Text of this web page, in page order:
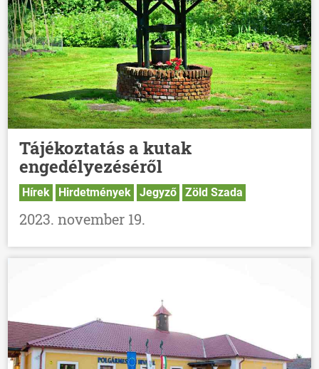
ÖNKORMÁNYZAT
ÜGYINTÉZÉS
KÖZÖSSÉG
Tájékoztatás a kutak
engedélyezéséről
Hírek Hirdetmények Jegyző Zöld Szada
2023. november 19.